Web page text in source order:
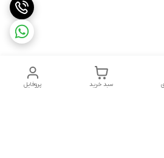
پروفایل سبد خرید